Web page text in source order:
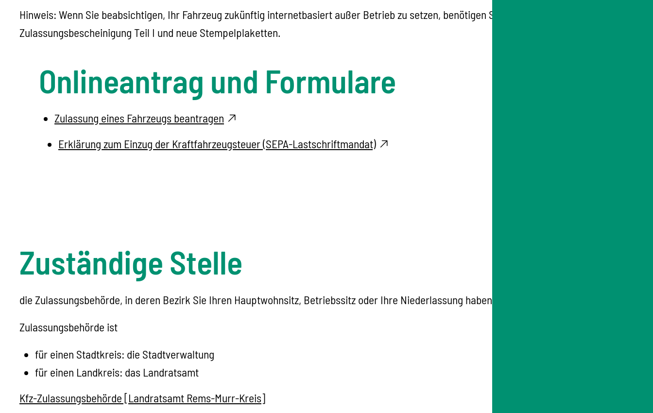
Hinweis: Wenn Sie beabsichtigen, Ihr Fahrzeug zukünftig internetbasiert außer Betrieb zu setzen, benötigen Sie in jedem Fall eine neue
Zulassungsbescheinigung Teil I und neue Stempelplaketten.
Onlineantrag und Formulare
Zulassung eines Fahrzeugs beantragen
Erklärung zum Einzug der Kraftfahrzeugsteuer (SEPA-Lastschriftmandat)
Zuständige Stelle
die Zulassungsbehörde, in deren Bezirk Sie Ihren Hauptwohnsitz, Betriebssitz oder Ihre Niederlassung haben
Zulassungsbehörde ist
für einen Stadtkreis: die Stadtverwaltung
für einen Landkreis: das Landratsamt
Kfz-Zulassungsbehörde [Landratsamt Rems-Murr-Kreis]